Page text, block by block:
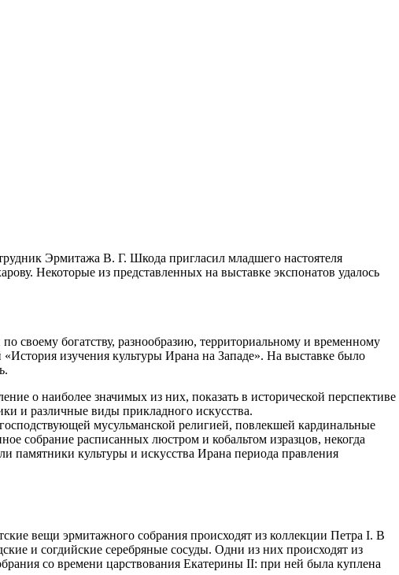
Эрмитажа В. Г. Шкода пригласил младшего настоятеля
Некоторые из представленных на выставке экспонатов удалось
своему богатству, разнообразию, территориальному и временному
изучения культуры Ирана на Западе». На выставке было
о наиболее значимых из них, показать в исторической перспективе
и различные виды прикладного искусства.
мусульманской религией, повлекшей кардинальные
собрание расписанных люстром и кобальтом изразцов, некогда
памятники культуры и искусства Ирана периода правления
вещи эрмитажного собрания происходят из коллекции Петра I. В
и согдийские серебряные сосуды. Одни из них происходят из
со времени царствования Екатерины II: при ней была куплена